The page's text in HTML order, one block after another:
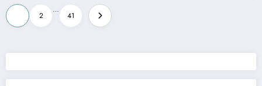
Paginación
de
entradas
2
…
41